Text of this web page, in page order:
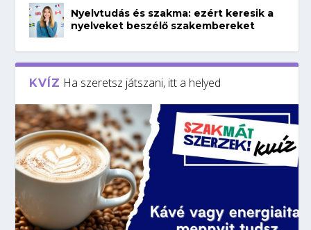
Nyelvtudás és szakma: ezért keresik a
nyelveket beszélő szakembereket
KVÍZ Ha szeretsz játszani, itt a helyed